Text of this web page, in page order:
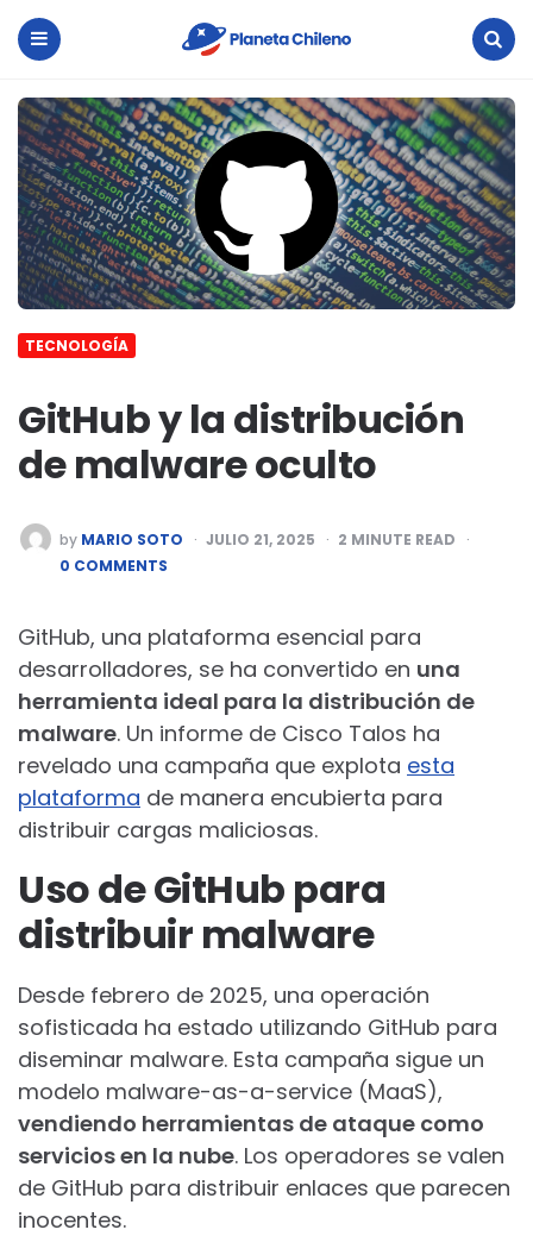
Planeta
Chileno
TECNOLOGÍA
GitHub y la distribución
de malware oculto
POSTED
BY
by MARIO SOTO JULIO 21, 2025 2 MINUTE READ
0 COMMENTS
GitHub, una plataforma esencial para
desarrolladores, se ha convertido en una
herramienta ideal para la distribución de
malware. Un informe de Cisco Talos ha
revelado una campaña que explota esta
plataforma de manera encubierta para
distribuir cargas maliciosas.
Uso de GitHub para
distribuir malware
Desde febrero de 2025, una operación
sofisticada ha estado utilizando GitHub para
diseminar malware. Esta campaña sigue un
modelo malware-as-a-service (MaaS),
vendiendo herramientas de ataque como
servicios en la nube. Los operadores se valen
de GitHub para distribuir enlaces que parecen
inocentes.